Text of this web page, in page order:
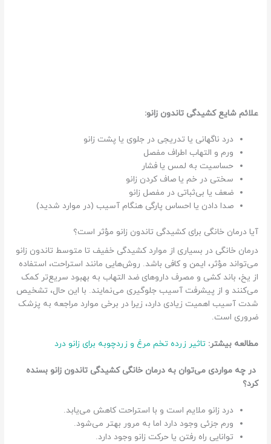
علائم شایع کشیدگی تاندون زانو:
درد ناگهانی یا تدریجی در جلوی یا پشت زانو
ورم و التهاب اطراف مفصل
حساسیت به لمس یا فشار
سختی در خم یا صاف کردن زانو
ضعف یا بی‌ثباتی در مفصل زانو
صدا دادن یا احساس پارگی هنگام آسیب (در موارد شدید)
آیا درمان خانگی برای کشیدگی تاندون زانو مؤثر است؟
درمان خانگی در بسیاری از موارد کشیدگی خفیف تا متوسط تاندون زانو
می‌تواند مؤثر، ایمن و کافی باشد. روش‌هایی مانند استراحت، استفاده
از یخ، باند کشی و مصرف داروهای ضد التهاب به بهبود سریع‌تر کمک
می‌کنند و از پیشرفت آسیب جلوگیری می‌نمایند. با این حال، تشخیص
شدت آسیب اهمیت زیادی دارد، زیرا در برخی موارد مراجعه به پزشک
ضروری است.
مطالعه بیشتر: تاثیر زرده تخم مرغ و زردچوبه برای زانو درد
در چه مواردی می‌توان به درمان خانگی کشیدگی تاندون زانو بسنده
کرد؟
درد زانو ملایم است و با استراحت کاهش می‌یابد.
ورم جزئی وجود دارد اما به مرور بهتر می‌شود.
توانایی راه رفتن یا حرکت زانو وجود دارد.